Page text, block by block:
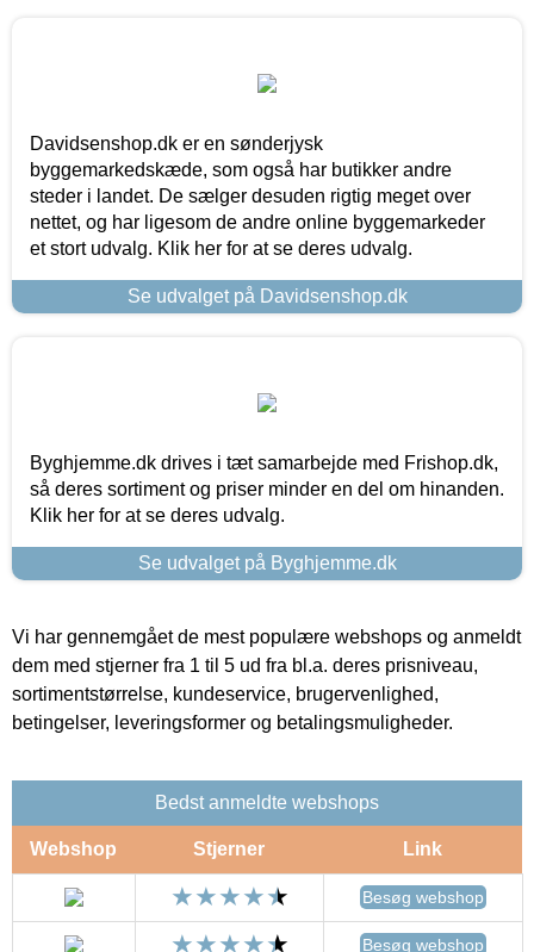
Davidsenshop.dk er en sønderjysk
byggemarkedskæde, som også har butikker andre
steder i landet. De sælger desuden rigtig meget over
nettet, og har ligesom de andre online byggemarkeder
et stort udvalg. Klik her for at se deres udvalg.
Se udvalget på Davidsenshop.dk
Byghjemme.dk drives i tæt samarbejde med Frishop.dk,
så deres sortiment og priser minder en del om hinanden.
Klik her for at se deres udvalg.
Se udvalget på Byghjemme.dk
Vi har gennemgået de mest populære webshops og anmeldt
dem med stjerner fra 1 til 5 ud fra bl.a. deres prisniveau,
sortimentstørrelse, kundeservice, brugervenlighed,
betingelser, leveringsformer og betalingsmuligheder.
Bedst anmeldte webshops
Webshop Stjerner Link
Besøg webshop
Besøg webshop